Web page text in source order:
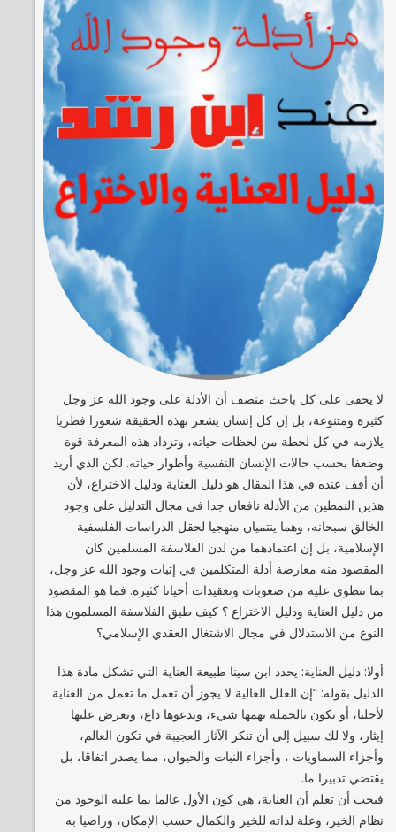
لا يخفى على كل باحث منصف أن الأدلة على وجود الله عز وجل
كثيرة ومتنوعة، بل إن كل إنسان يشعر بهذه الحقيقة شعورا فطريا
يلازمه في كل لحظة من لحظات حياته، وتزداد هذه المعرفة قوة
وضعفا بحسب حالات الإنسان النفسية وأطوار حياته. لكن الذي أريد
أن أقف عنده في هذا المقال هو دليل العناية ودليل الاختراع، لأن
هذين النمطين من الأدلة نافعان جدا في مجال التدليل على وجود
الخالق سبحانه، وهما ينتميان منهجيا لحقل الدراسات الفلسفية
الإسلامية، بل إن اعتمادهما من لدن الفلاسفة المسلمين كان
المقصود منه معارضة أدلة المتكلمين في إثبات وجود الله عز وجل،
بما تنطوي عليه من صعوبات وتعقيدات أحيانا كثيرة. فما هو المقصود
من دليل العناية ودليل الاختراع ؟ كيف طبق الفلاسفة المسلمون هذا
النوع من الاستدلال في مجال الاشتغال العقدي الإسلامي؟
أولا: دليل العناية: يحدد ابن سينا طبيعة العناية التي تشكل مادة هذا
الدليل بقوله: “إن العلل العالية لا يجوز أن تعمل ما تعمل من العناية
لأجلنا، أو تكون بالجملة يهمها شيء، ويدعوها داع، ويعرض عليها
إيثار، ولا لك سبيل إلى أن تنكر الآثار العجيبة في تكون العالم،
وأجزاء السماويات ، وأجزاء النبات والحيوان، مما يصدر اتفاقا، بل
يقتضي تدبيرا ما.
فيجب أن تعلم أن العناية، هي كون الأول عالما بما عليه الوجود من
نظام الخير، وعلة لذاته للخير والكمال حسب الإمكان، وراضيا به